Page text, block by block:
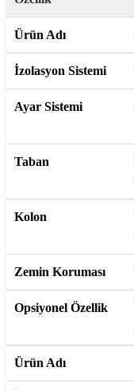
Ürün Adı
İzolasyon Sistemi
Ayar Sistemi
Taban
Kolon
Zemin Koruması
Opsiyonel Özellik
Ürün Adı